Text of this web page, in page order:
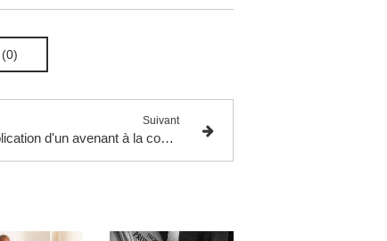
Suivant
Publication d'un avenant à la convention fiscale Franco-Luxembourgeoise.